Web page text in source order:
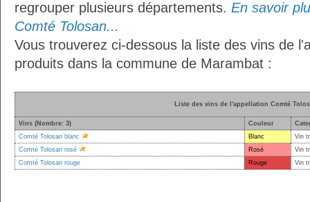
regrouper plusieurs départements. En savoir
Comté Tolosan...
Vous trouverez ci-dessous la liste des vins de
produits dans la commune de Marambat :
Liste des vins de l'appellation Comté
Vins (Nombre: 3) Couleur
Comté Tolosan blanc
Blanc
Vin
Comté Tolosan rosé
Rosé
Vin
Comté Tolosan rouge
Rouge Vin